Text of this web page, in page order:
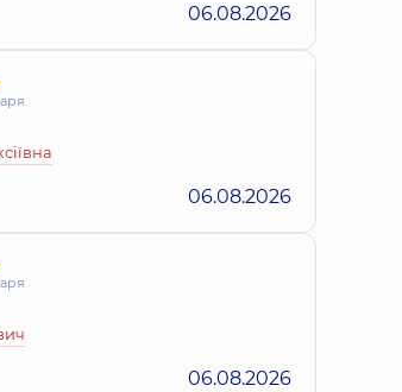
06.08.2026
06.08.2026
06.08.2026